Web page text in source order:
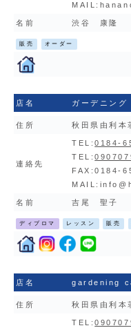
MAIL:
名前 渋谷 康隆
販売 オーダー
店名 ガーデニング
住所 秋田県由利本
連絡先
TEL:0184-
TEL:
FAX:0184-
MAIL:
名前 吉尾 聖子
ディプロマ レッスン 販売
店名 gardening
住所 秋田県由利本
TEL: